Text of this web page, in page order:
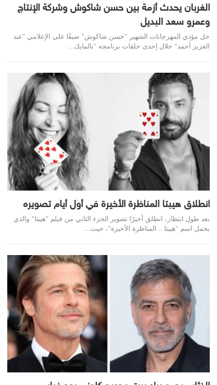
الغربان يحدث أزمة بين حسن شاكوش وشركة الإنتاج
وعمرو سعد البديل
حل مؤدي المهرجانات الشهير "حسن شاكوش" ضيفًا على الإعلامي "عبد
العزيز أحمد" خلال إحدى حلقات برنامجه "بالمايك…
انطلاق هيبتا المناظرة الأخيرة في أول أيام تصويره
بعد طول انتظار، انطلق أخيرًا تصوير الجزء الثاني من فيلم "هيبتا" والذي
يحمل اسم "هيبتا .. المناظرة الأخيرة"، حيث…